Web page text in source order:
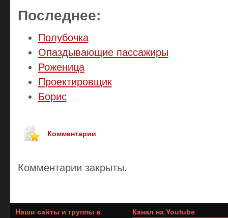
Последнее:
Полубочка
Опаздывающие пассажиры
Роженица
Проектировщик
Борис
Комментарии
Комментарии закрыты.
Наши сайты и группы в
Канал на Youtube